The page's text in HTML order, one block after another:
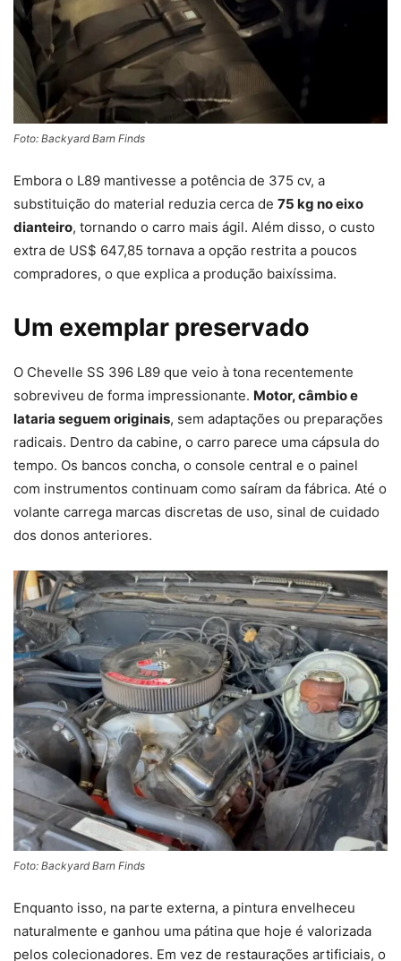
Foto: Backyard Barn Finds
Embora o L89 mantivesse a potência de 375 cv, a
substituição do material reduzia cerca de 75 kg no eixo
dianteiro, tornando o carro mais ágil. Além disso, o custo
extra de US$ 647,85 tornava a opção restrita a poucos
compradores, o que explica a produção baixíssima.
Um exemplar preservado
O Chevelle SS 396 L89 que veio à tona recentemente
sobreviveu de forma impressionante. Motor, câmbio e
lataria seguem originais, sem adaptações ou preparações
radicais. Dentro da cabine, o carro parece uma cápsula do
tempo. Os bancos concha, o console central e o painel
com instrumentos continuam como saíram da fábrica. Até o
volante carrega marcas discretas de uso, sinal de cuidado
dos donos anteriores.
Foto: Backyard Barn Finds
Enquanto isso, na parte externa, a pintura envelheceu
naturalmente e ganhou uma pátina que hoje é valorizada
pelos colecionadores. Em vez de restaurações artificiais, o